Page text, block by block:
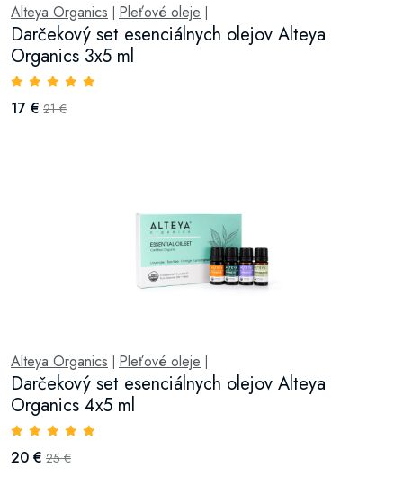
Alteya Organics | Pleťové oleje |
Darčekový set esenciálnych olejov Alteya
Organics 3x5 ml
17 € 21 €
Alteya Organics | Pleťové oleje |
Darčekový set esenciálnych olejov Alteya
Organics 4x5 ml
20 € 25 €